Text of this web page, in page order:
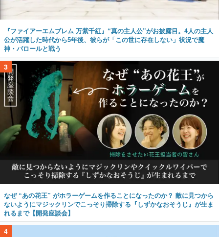
『ファイアーエムブレム 万紫千紅』“真の主人公”がお披露目。4人の主人
公が活躍した時代から5年後、彼らが「この世に存在しない」状況で魔
神・バロールと戦う
3
なぜ “あの花王” がホラーゲームを作ることになったのか？ 敵に見つから
ないようにマジックリンでこっそり掃除する『しずかなおそうじ』が生ま
れるまで【開発座談会】
4